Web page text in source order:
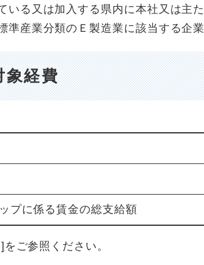
る又は加入する県内に本社又は主た
準産業分類のＥ製造業に該当する企業
象経費
プに係る賃金の総支給額
をご参照ください。